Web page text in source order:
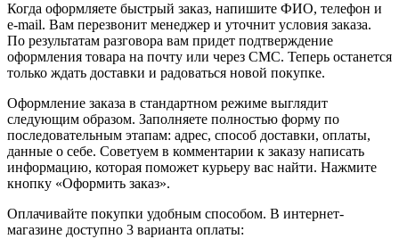
Когда оформляете быстрый заказ, напишите ФИО, телефон и
e-mail. Вам перезвонит менеджер и уточнит условия заказа.
По результатам разговора вам придет подтверждение
оформления товара на почту или через СМС. Теперь останется
только ждать доставки и радоваться новой покупке.
Оформление заказа в стандартном режиме выглядит
следующим образом. Заполняете полностью форму по
последовательным этапам: адрес, способ доставки, оплаты,
данные о себе. Советуем в комментарии к заказу написать
информацию, которая поможет курьеру вас найти. Нажмите
кнопку «Оформить заказ».
Оплачивайте покупки удобным способом. В интернет-
магазине доступно 3 варианта оплаты: